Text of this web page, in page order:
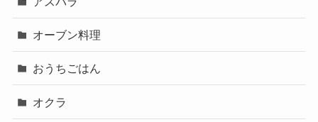
オーブン料理
おうちごはん
オクラ